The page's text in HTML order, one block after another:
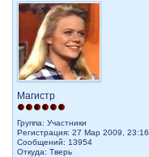
Магистр
Группа: Участники
Регистрация: 27 Мар 2009, 23:16
Сообщений: 13954
Откуда: Тверь